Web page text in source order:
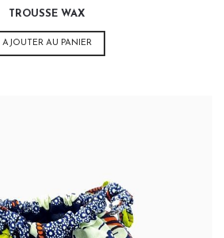
TROUSSE WAX
AJOUTER AU PANIER